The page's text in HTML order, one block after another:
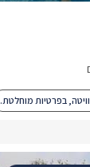
בפרטיות מוחלטת.